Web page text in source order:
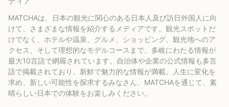
MATCHAは、日本の観光に関心のある日本人及び訪日外国人に向
けて、さまざまな情報を紹介するメディアです。観光スポットだ
けでなく、ホテルや温泉、グルメ、ショッピング、観光地へのア
クセス、そして理想的なモデルコースまで、多岐にわたる情報が
最大10言語で網羅されています。自治体や企業の公式情報も多言
語で掲載されており、新鮮で魅力的な情報が満載。人生に変化を
求め、新しい可能性を探求するみなさん、MATCHAを通じて、素
晴らしい日本での体験をお楽しみください。